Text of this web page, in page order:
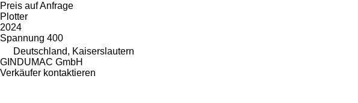
Preis auf Anfrage
Plotter
2024
Spannung 400
Deutschland, Kaiserslautern
GINDUMAC GmbH
Verkäufer kontaktieren